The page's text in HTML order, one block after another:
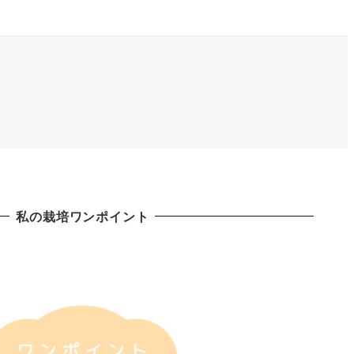
私の栽培ワンポイント